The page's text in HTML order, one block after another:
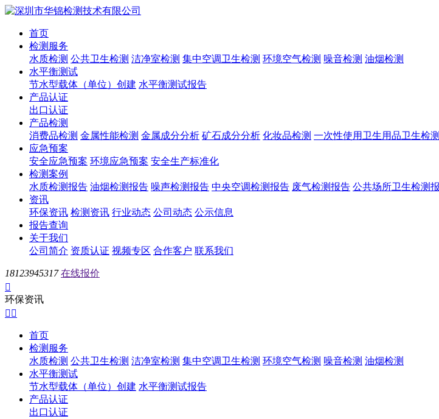
首页
检测服务
水质检测 公共卫生检测 洁净室检测 集中空调卫生检测 环境空气检测 噪音检测 油烟检测
水平衡测试
节水型载体（单位）创建 水平衡测试报告
产品认证
出口认证
产品检测
消费品检测 金属性能检测 金属成分分析 矿石成分分析 化妆品检测 一次性使用卫生用品卫生检测
应急预案
安全应急预案 环境应急预案 安全生产标准化
检测案例
水质检测报告 油烟检测报告 噪声检测报告 中央空调检测报告 废气检测报告 公共场所卫生检测
资讯
环保资讯 检测资讯 行业动态 公司动态 公示信息
报告查询
关于我们
公司简介 资质认证 视频专区 合作客户 联系我们
18123945317 在线报价

环保资讯
 
首页
检测服务
水质检测 公共卫生检测 洁净室检测 集中空调卫生检测 环境空气检测 噪音检测 油烟检测
水平衡测试
节水型载体（单位）创建 水平衡测试报告
产品认证
出口认证